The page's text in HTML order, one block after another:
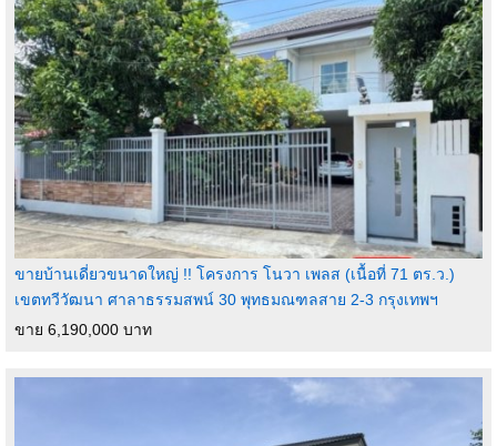
ขายบ้านเดี่ยวขนาดใหญ่ !! โครงการ โนวา เพลส (เนื้อที่ 71 ตร.ว.)
เขตทวีวัฒนา ศาลาธรรมสพน์ 30 พุทธมณฑลสาย 2-3 กรุงเทพฯ
ขาย 6,190,000 บาท